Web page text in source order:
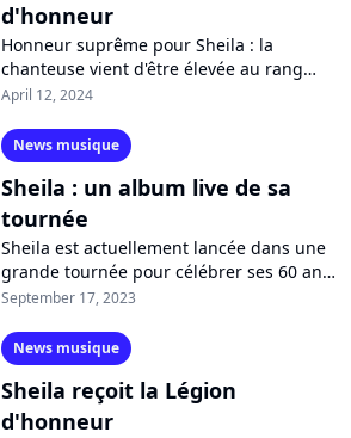
d'honneur
Honneur suprême pour Sheila : la
chanteuse vient d'être élevée au rang
d'officier de la Légion d'honneur afin de
Emmanuel...
April 12, 2024
News musique
Sheila : un album live de sa
tournée
Sheila est actuellement lancée dans une
grande tournée pour célébrer ses 60 ans
de carrière. Alors que des concerts sont
September 17, 2023
News musique
Sheila reçoit la Légion
d'honneur